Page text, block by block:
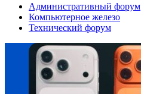
Административный форум
Компьютерное железо
Технический форум